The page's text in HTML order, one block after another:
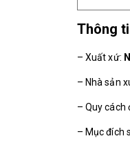
Thông
– Xuất xứ:
– Nhà sản
– Quy cách
– Mục đích